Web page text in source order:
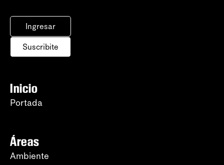
Ingresar
Suscribite
Inicio
Portada
Áreas
Ambiente